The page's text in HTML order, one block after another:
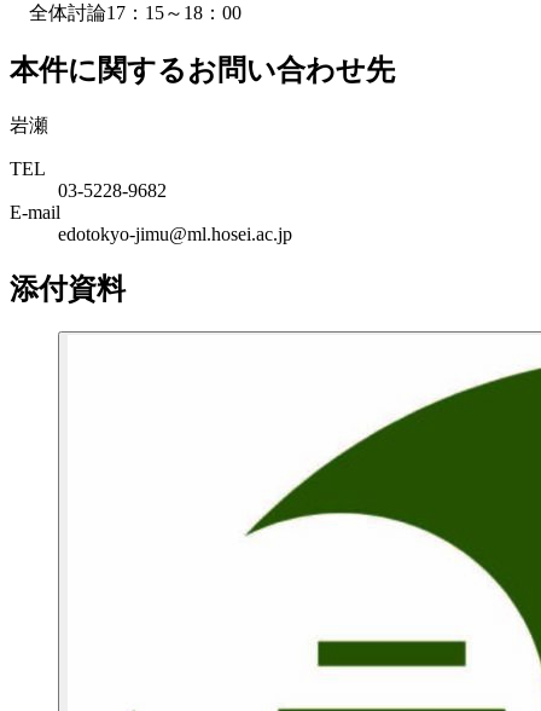
全体討論17：15～18：00
本件に関するお問い合わせ先
岩瀬
TEL
03-5228-9682
E-mail
edotokyo-jimu@ml.hosei.ac.jp
添付資料